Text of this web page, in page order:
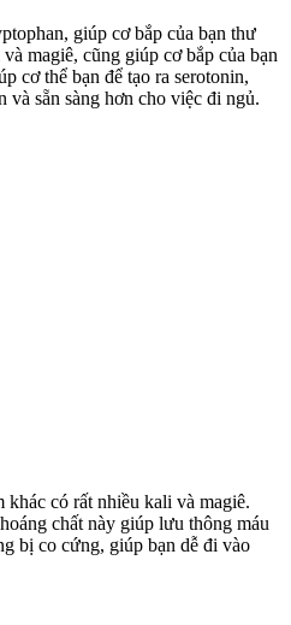
giúp cơ bắp của bạn thư
magiê, cũng giúp cơ bắp của bạn
cơ thể bạn để tạo ra serotonin,
và sẵn sàng hơn cho việc đi ngủ.
có rất nhiều kali và magiê.
chất này giúp lưu thông máu
bị co cứng, giúp bạn dễ đi vào